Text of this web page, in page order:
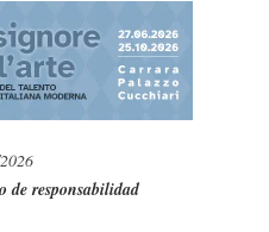
de responsabilidad